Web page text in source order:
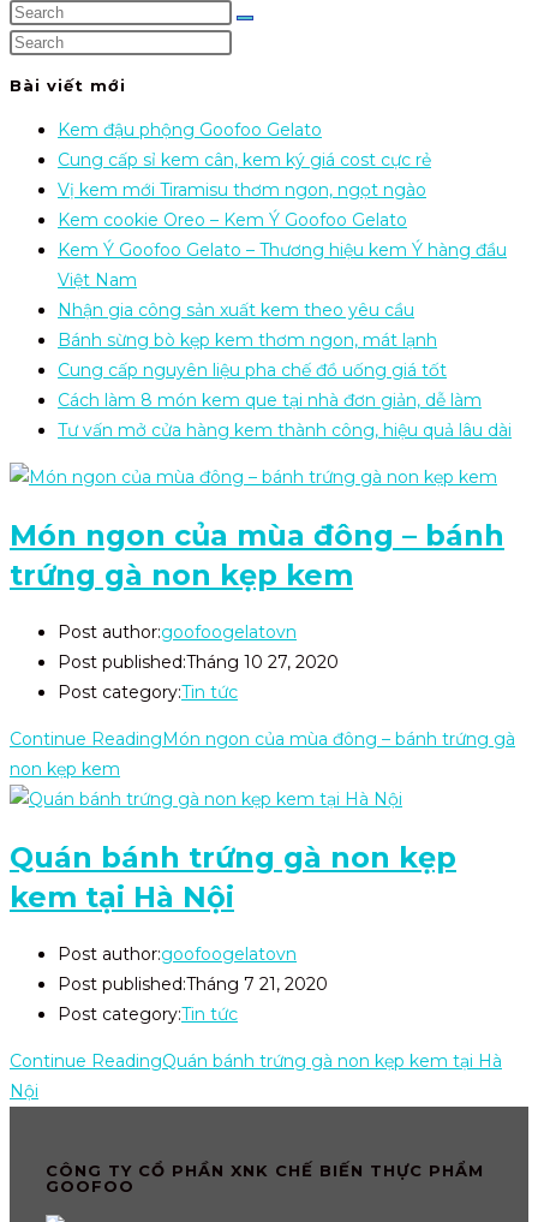
Bài viết mới
Kem đậu phộng Goofoo Gelato
Cung cấp sỉ kem cân, kem ký giá cost cực rẻ
Vị kem mới Tiramisu thơm ngon, ngọt ngào
Kem cookie Oreo – Kem Ý Goofoo Gelato
Kem Ý Goofoo Gelato – Thương hiệu kem Ý hàng đầu
Việt Nam
Nhận gia công sản xuất kem theo yêu cầu
Bánh sừng bò kẹp kem thơm ngon, mát lạnh
Cung cấp nguyên liệu pha chế đồ uống giá tốt
Cách làm 8 món kem que tại nhà đơn giản, dễ làm
Tư vấn mở cửa hàng kem thành công, hiệu quả lâu dài
Món ngon của mùa đông – bánh
trứng gà non kẹp kem
Post author:goofoogelatovn
Post published:Tháng 10 27, 2020
Post category:Tin tức
Continue ReadingMón ngon của mùa đông – bánh trứng gà
non kẹp kem
Quán bánh trứng gà non kẹp
kem tại Hà Nội
Post author:goofoogelatovn
Post published:Tháng 7 21, 2020
Post category:Tin tức
Continue ReadingQuán bánh trứng gà non kẹp kem tại Hà
Nội
CÔNG TY CỔ PHẦN XNK CHẾ BIẾN THỰC PHẨM
GOOFOO